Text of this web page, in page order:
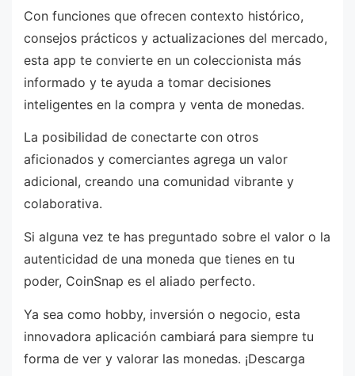
Con funciones que ofrecen contexto histórico,
consejos prácticos y actualizaciones del mercado,
esta app te convierte en un coleccionista más
informado y te ayuda a tomar decisiones
inteligentes en la compra y venta de monedas.
La posibilidad de conectarte con otros
aficionados y comerciantes agrega un valor
adicional, creando una comunidad vibrante y
colaborativa.
Si alguna vez te has preguntado sobre el valor o la
autenticidad de una moneda que tienes en tu
poder, CoinSnap es el aliado perfecto.
Ya sea como hobby, inversión o negocio, esta
innovadora aplicación cambiará para siempre tu
forma de ver y valorar las monedas. ¡Descarga